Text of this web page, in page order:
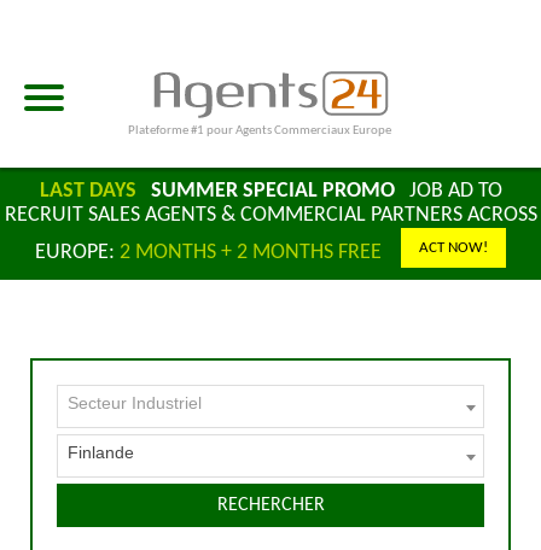
Plateforme #1 pour Agents Commerciaux Europe
LAST DAYS SUMMER SPECIAL PROMOJOB AD TO
RECRUIT SALES AGENTS & COMMERCIAL PARTNERS ACROSS
EUROPE: 2 MONTHS + 2 MONTHS FREE ACT NOW!
Secteur Industriel
Finlande
RECHERCHER